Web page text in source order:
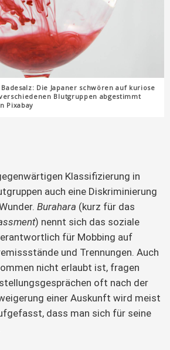
Die Japaner schwören auf kuriose
Blutgruppen abgestimmt
Pixabay
Klassifizierung in
auch eine Diskriminierung
Burahara (kurz für das
) nennt sich das soziale
für Mobbing auf
und Trennungen. Auch
nicht erlaubt ist, fragen
oft nach der
einer Auskunft wird meist
dass man sich für seine